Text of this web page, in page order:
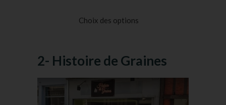
notations
Choix des options
2- Histoire de Graines